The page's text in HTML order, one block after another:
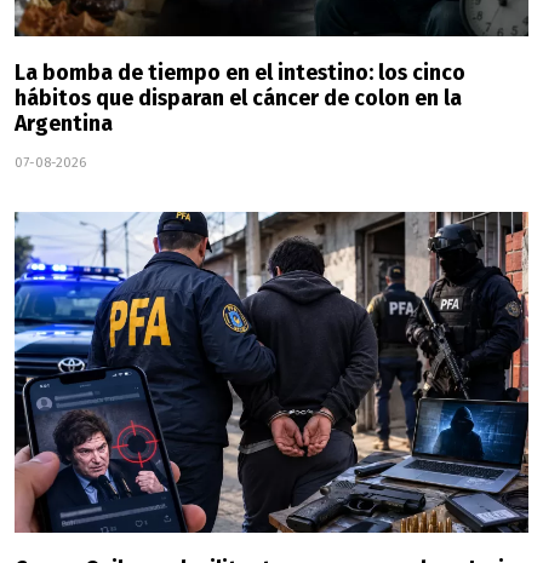
La bomba de tiempo en el intestino: los cinco
hábitos que disparan el cáncer de colon en la
Argentina
07-08-2026